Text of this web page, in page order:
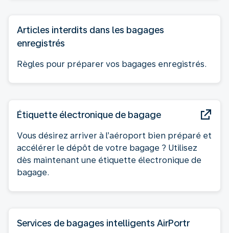
Articles interdits dans les bagages
enregistrés
Règles pour préparer vos bagages enregistrés.
Étiquette électronique de bagage
Vous désirez arriver à l’aéroport bien préparé et
accélérer le dépôt de votre bagage ? Utilisez
dès maintenant une étiquette électronique de
bagage.
Services de bagages intelligents AirPortr